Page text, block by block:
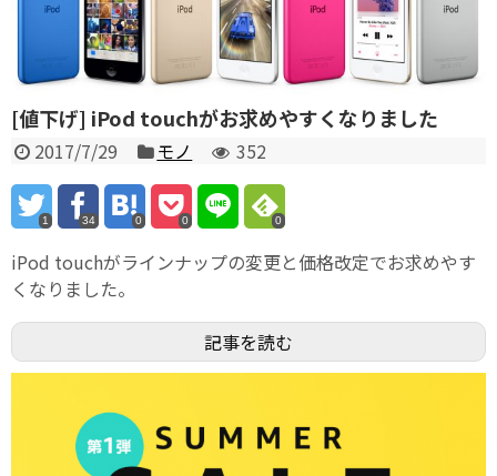
[値下げ] iPod touchがお求めやすくなりました
2017/7/29 モノ 352
1 34 0 0 0
iPod touchがラインナップの変更と価格改定でお求めやす
くなりました。
記事を読む